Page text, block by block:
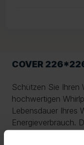
COVER
Schützen Sie Ihren
hochwertigen
Lebensdauer Ihres
Energieverbrauch.